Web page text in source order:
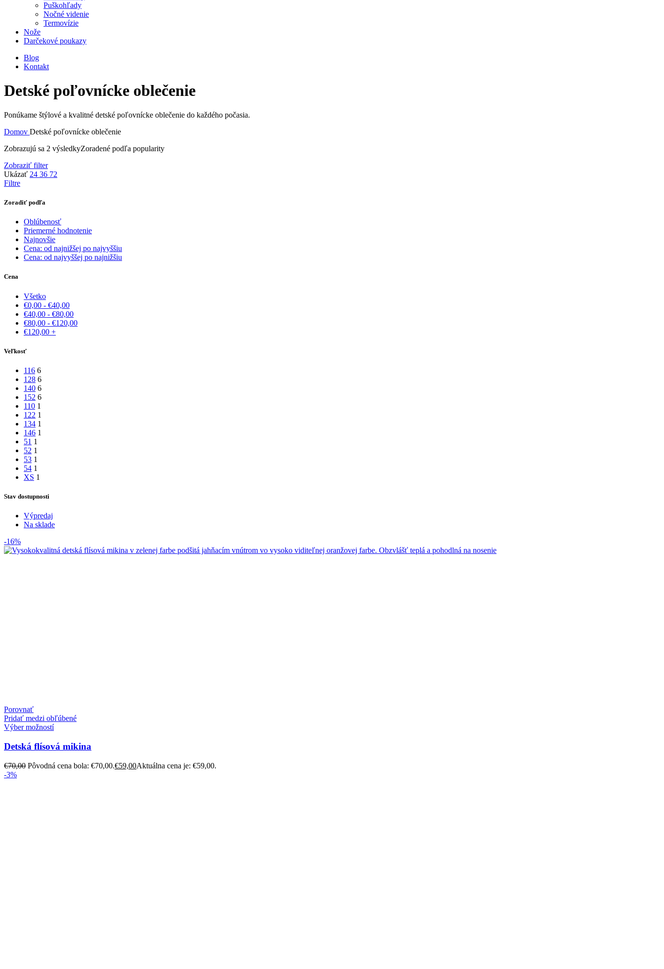
Puškohľady
Nočné videnie
Termovízie
Nože
Darčekové poukazy
Blog
Kontakt
Detské poľovnícke oblečenie
Ponúkame štýlové a kvalitné detské poľovnícke oblečenie do každého počasia.
Domov Detské poľovnícke oblečenie
Zobrazujú sa 2 výsledkyZoradené podľa popularity
Zobraziť filter
Ukázať 24 36 72
Filtre
Zoradiť podľa
Oblúbenosť
Priemerné hodnotenie
Najnovšie
Cena: od najnižšej po najvyššiu
Cena: od najvyššej po najnižšiu
Cena
Všetko
€0,00 - €40,00
€40,00 - €80,00
€80,00 - €120,00
€120,00 +
Veľkosť
116 6
128 6
140 6
152 6
110 1
122 1
134 1
146 1
51 1
52 1
53 1
54 1
XS 1
Stav dostupnosti
Výpredaj
Na sklade
-16%
Porovnať
Pridať medzi obľúbené
Výber možností
Detská flísová mikina
€70,00 Pôvodná cena bola: €70,00.€59,00Aktuálna cena je: €59,00.
-3%